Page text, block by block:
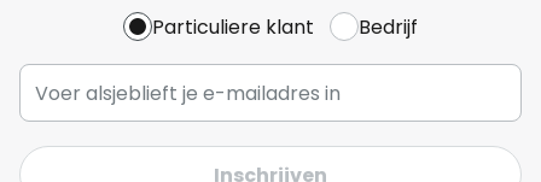
Particuliere klant Bedrijf
Inschrijven